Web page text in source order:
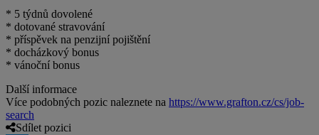
* 5 týdnů dovolené
* dotované stravování
* příspěvek na penzijní pojištění
* docházkový bonus
* vánoční bonus
Další informace
Více podobných pozic naleznete na https://www.grafton.cz/cs/job-
search
Sdílet pozici